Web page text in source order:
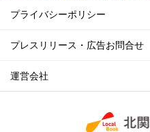
プライバシーポリシー
プレスリリース・広告お問合せ
運営会社